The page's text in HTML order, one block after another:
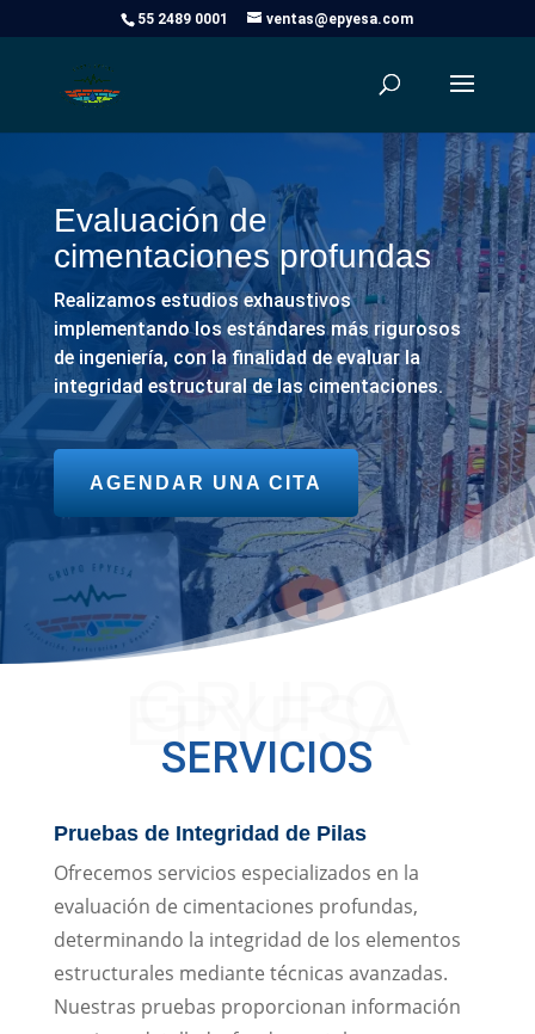
55 2489 0001 ventas@epyesa.com
Evaluación de
cimentaciones profundas
Realizamos estudios exhaustivos
implementando los estándares más rigurosos
de ingeniería, con la finalidad de evaluar la
integridad estructural de las cimentaciones.
AGENDAR UNA CITA
EPYESA
SERVICIOS
Pruebas de Integridad de Pilas
Ofrecemos servicios especializados en la
evaluación de cimentaciones profundas,
determinando la integridad de los elementos
estructurales mediante técnicas avanzadas.
Nuestras pruebas proporcionan información